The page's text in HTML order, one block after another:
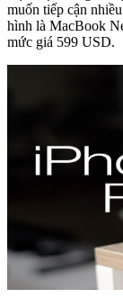
muốn tiếp cận
hình là MacBook
mức giá 599 USD.